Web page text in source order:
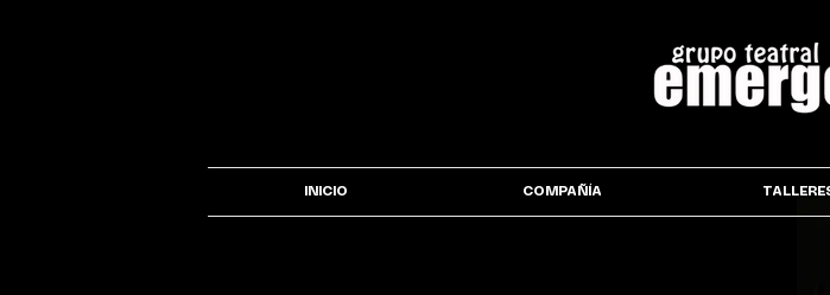
INICIO COMPAÑÍA